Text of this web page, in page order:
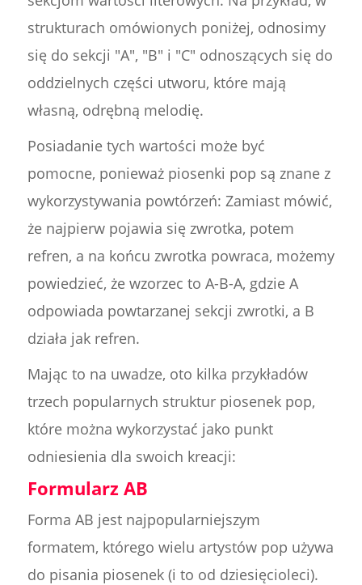
strukturach omówionych poniżej, odnosimy
się do sekcji "A", "B" i "C" odnoszących się do
oddzielnych części utworu, które mają
własną, odrębną melodię.
Posiadanie tych wartości może być
pomocne, ponieważ piosenki pop są znane z
wykorzystywania powtórzeń: Zamiast mówić,
że najpierw pojawia się zwrotka, potem
refren, a na końcu zwrotka powraca, możemy
powiedzieć, że wzorzec to A-B-A, gdzie A
odpowiada powtarzanej sekcji zwrotki, a B
działa jak refren.
Mając to na uwadze, oto kilka przykładów
trzech popularnych struktur piosenek pop,
które można wykorzystać jako punkt
odniesienia dla swoich kreacji:
Formularz AB
Forma AB jest najpopularniejszym
formatem, którego wielu artystów pop używa
do pisania piosenek (i to od dziesięcioleci).